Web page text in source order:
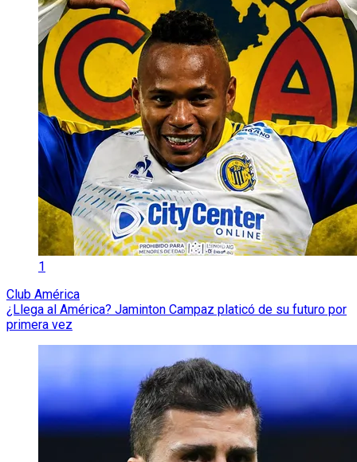
1
Club América
¿Llega al América? Jaminton Campaz platicó de su futuro por
primera vez